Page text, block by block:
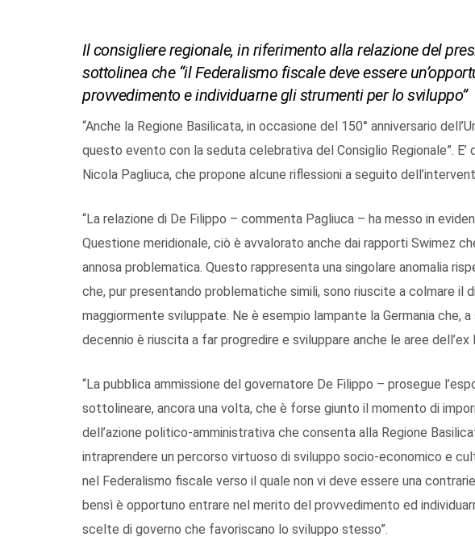
Il consigliere regionale, in riferimento alla relazione del
sottolinea che “il Federalismo fiscale deve essere
provvedimento e individuarne gli strumenti per lo sviluppo”
“Anche la Regione Basilicata, in occasione del 150° anniversario
questo evento con la seduta celebrativa del Consiglio Regionale”.
Nicola Pagliuca, che propone alcune riflessioni a seguito
“La relazione di De Filippo – commenta Pagliuca – ha messo in
Questione meridionale, ciò è avvalorato anche dai rapporti Swimez
annosa problematica. Questo rappresenta una singolare anomalia
che, pur presentando problematiche simili, sono riuscite a colmare il
maggiormente sviluppate. Ne è esempio lampante la Germania che,
decennio è riuscita a far progredire e sviluppare anche le aree dell’ex
“La pubblica ammissione del governatore De Filippo – prosegue
sottolineare, ancora una volta, che è forse giunto il momento di
dell’azione politico-amministrativa che consenta alla Regione
intraprendere un percorso virtuoso di sviluppo socio-economico e
nel Federalismo fiscale verso il quale non vi deve essere una
bensì è opportuno entrare nel merito del provvedimento ed
scelte di governo che favoriscano lo sviluppo stesso”.